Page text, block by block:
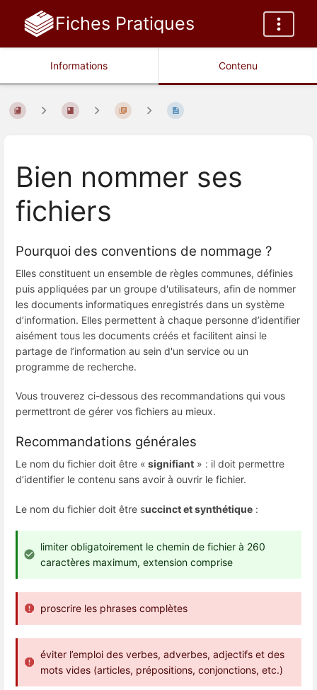
Fiches Pratiques
Informations Contenu
Bien nommer ses
fichiers
Pourquoi des conventions de nommage ?
Elles constituent un ensemble de règles communes, définies
puis appliquées par un groupe d'utilisateurs, afin de nommer
les documents informatiques enregistrés dans un système
d’information. Elles permettent à chaque personne d’identifier
aisément tous les documents créés et facilitent ainsi le
partage de l’information au sein d'un service ou un
programme de recherche.
Vous trouverez ci-dessous des recommandations qui vous
permettront de gérer vos fichiers au mieux.
Recommandations générales
Le nom du fichier doit être « signifiant » : il doit permettre
d’identifier le contenu sans avoir à ouvrir le fichier.
Le nom du fichier doit être succinct et synthétique :
limiter obligatoirement le chemin de fichier à 260
caractères maximum, extension comprise
proscrire les phrases complètes
éviter l’emploi des verbes, adverbes, adjectifs et des
mots vides (articles, prépositions, conjonctions, etc.)